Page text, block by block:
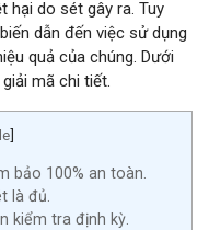
hại do sét gây ra. Tuy
dẫn đến việc sử dụng
quả của chúng. Dưới
mã chi tiết.
]
bảo 100% an toàn.
là đủ.
kiểm tra định kỳ.